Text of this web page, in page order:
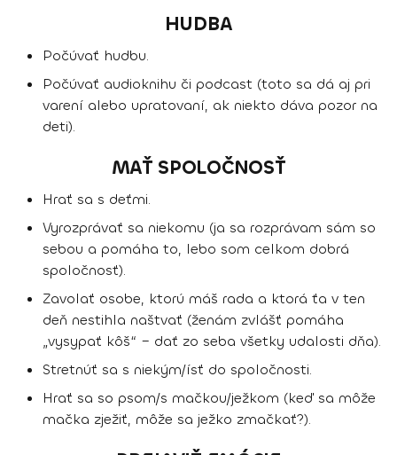
HUDBA
Počúvať hudbu.
Počúvať audioknihu či podcast (toto sa dá aj pri
varení alebo upratovaní, ak niekto dáva pozor na
deti).
MAŤ SPOLOČNOSŤ
Hrať sa s deťmi.
Vyrozprávať sa niekomu (ja sa rozprávam sám so
sebou a pomáha to, lebo som celkom dobrá
spoločnosť).
Zavolať osobe, ktorú máš rada a ktorá ťa v ten
deň nestihla naštvať (ženám zvlášť pomáha
„vysypať kôš“ – dať zo seba všetky udalosti dňa).
Stretnúť sa s niekým/ísť do spoločnosti.
Hrať sa so psom/s mačkou/ježkom (keď sa môže
mačka zježiť, môže sa ježko zmačkať?).